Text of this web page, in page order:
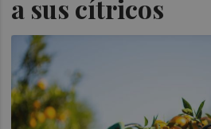
a sus cítricos